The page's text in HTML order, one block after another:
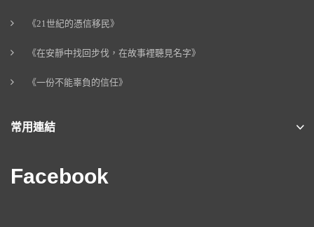
《21世紀的憑信移民》
《在安靜中找回步伐，在故事裡聽見名字》
《一份不能辜負的信任》
常用連結
Facebook